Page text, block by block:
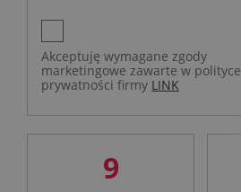
Akceptuję wymagane zgody
marketingowe zawarte w polityce
prywatności firmy LINK
9